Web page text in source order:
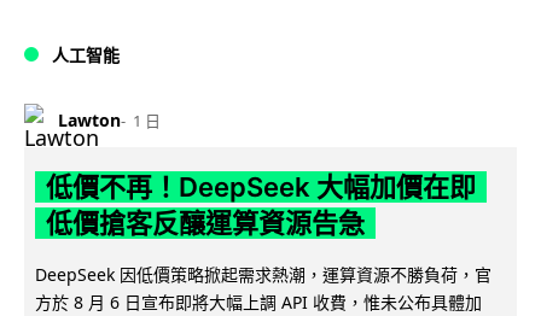
人工智能
Lawton 1 日
低價不再！DeepSeek 大幅加價在即
低價搶客反釀運算資源告急
DeepSeek 因低價策略掀起需求熱潮，運算資源不勝負荷，官
方於 8 月 6 日宣布即將大幅上調 API 收費，惟未公布具體加